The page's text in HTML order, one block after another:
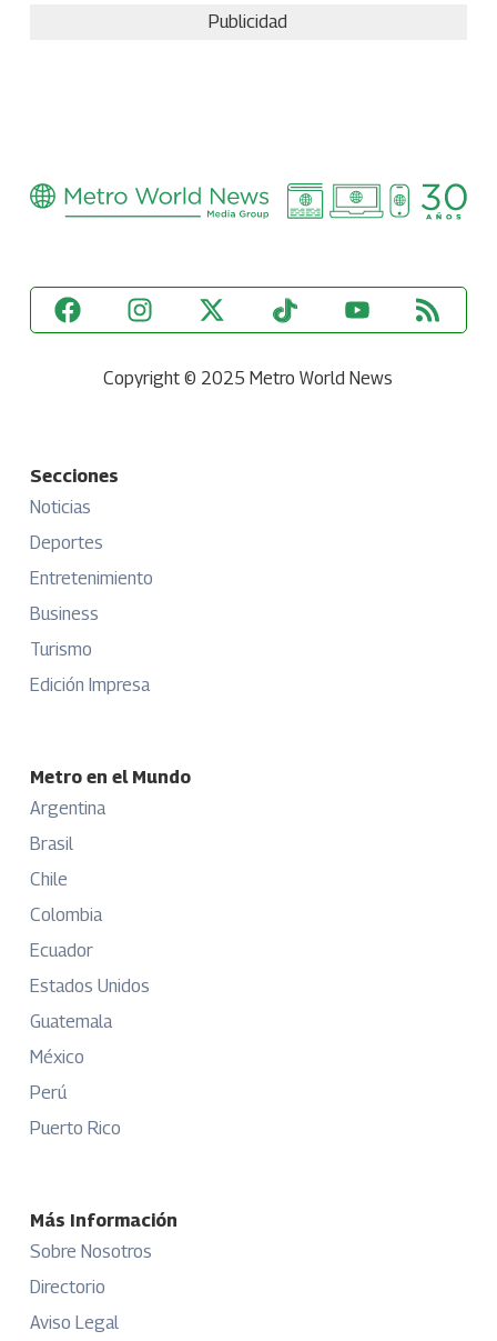
Publicidad
Copyright © 2025 Metro World News
Secciones
Noticias
Deportes
Entretenimiento
Business
Turismo
Edición Impresa
Metro en el Mundo
Argentina
Brasil
Chile
Colombia
Ecuador
Estados Unidos
Guatemala
México
Perú
Puerto Rico
Más Información
Sobre Nosotros
Directorio
Aviso Legal